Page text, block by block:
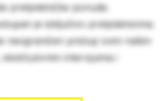
pretplatničke ponude.
je isključivo pretplatnicima.
neograničen pristup svim našim
intervjuima i